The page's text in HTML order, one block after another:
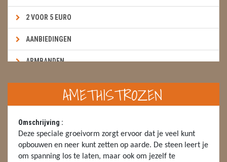
2 VOOR 5 EURO
AANBIEDINGEN
ARMBANDEN
BOEKEN & KAARTEN E.A.R.T.H.
BOLLEN
BROEKZAKSTENEN
CADEAUBONNEN
AMETHISTROZEN
Omschrijving :
Deze speciale groeivorm zorgt ervoor dat je veel kunt
opbouwen en neer kunt zetten op aarde. De steen leert je
om spanning los te laten, maar ook om jezelf te